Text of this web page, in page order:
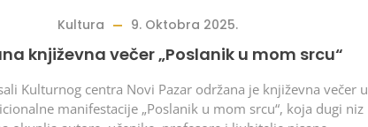
Kultura 9. Oktobra 2025.
književna večer „Poslanik u mom srcu“
Kulturnog centra Novi Pazar održana je književna večer u
manifestacije „Poslanik u mom srcu“, koja dugi niz